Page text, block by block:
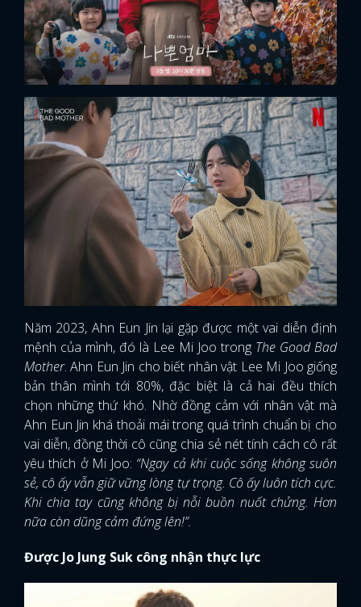
Năm 2023, Ahn Eun Jin lại gặp được một vai diễn định
mệnh của mình, đó là Lee Mi Joo trong The Good Bad
Mother. Ahn Eun Jin cho biết nhân vật Lee Mi Joo giống
bản thân mình tới 80%, đặc biệt là cả hai đều thích
chọn những thứ khó. Nhờ đồng cảm với nhân vật mà
Ahn Eun Jin khá thoải mái trong quá trình chuẩn bị cho
vai diễn, đồng thời cô cũng chia sẻ nét tính cách cô rất
yêu thích ở Mi Joo: “Ngay cả khi cuộc sống không suôn
sẻ, cô ấy vẫn giữ vững lòng tự trọng. Cô ấy luôn tích cực.
Khi chia tay cũng không bị nỗi buồn nuốt chửng. Hơn
nữa còn dũng cảm đứng lên!”.
Được Jo Jung Suk công nhận thực lực